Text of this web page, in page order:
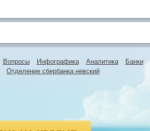
Вопросы Инфографика Аналитика
Банки
Отделение сбербанка невский